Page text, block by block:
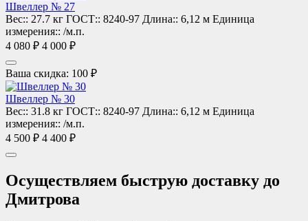
Швеллер № 27
Вес:: 27.7 кг ГОСТ:: 8240-97 Длина:: 6,12 м Единица
измерения:: /м.п.
4 080 ₽ 4 000 ₽
Ваша скидка: 100 ₽
Швеллер № 30
Вес:: 31.8 кг ГОСТ:: 8240-97 Длина:: 6,12 м Единица
измерения:: /м.п.
4 500 ₽ 4 400 ₽
Осуществляем быструю доставку до
Дмитрова